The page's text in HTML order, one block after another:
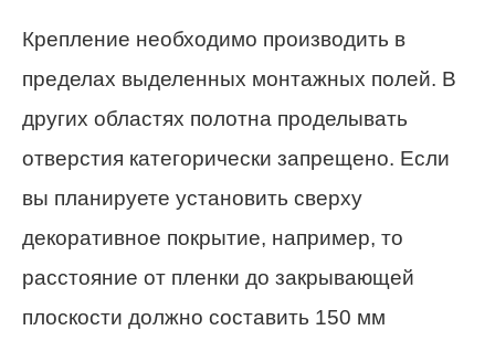
Крепление необходимо производить в
пределах выделенных монтажных полей. В
других областях полотна проделывать
отверстия категорически запрещено. Если
вы планируете установить сверху
декоративное покрытие, например, то
расстояние от пленки до закрывающей
плоскости должно составить 150 мм